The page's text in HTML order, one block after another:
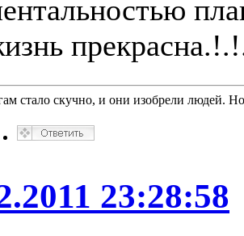
стало скучно, и они изобрели людей.
23:28:58